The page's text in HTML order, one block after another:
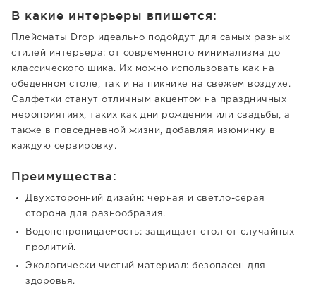
В какие интерьеры впишется:
Плейсматы Drop идеально подойдут для самых разных
стилей интерьера: от современного минимализма до
классического шика. Их можно использовать как на
обеденном столе, так и на пикнике на свежем воздухе.
Салфетки станут отличным акцентом на праздничных
мероприятиях, таких как дни рождения или свадьбы, а
также в повседневной жизни, добавляя изюминку в
каждую сервировку.
Преимущества:
Двухсторонний дизайн: черная и светло-серая
сторона для разнообразия.
Водонепроницаемость: защищает стол от случайных
пролитий.
Экологически чистый материал: безопасен для
здоровья.